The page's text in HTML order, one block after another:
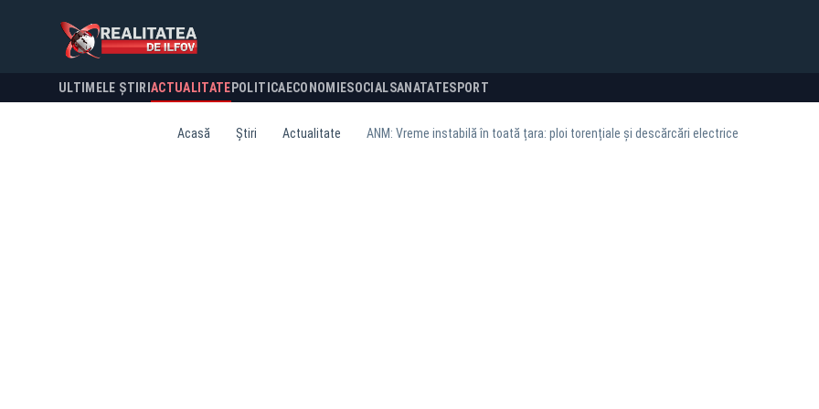
ULTIMELE ȘTIRI ACTUALITATE POLITICA ECONOMIESOCIALSANATATESPORT
Acasă Știri Actualitate ANM: Vreme instabilă în toată țara: ploi torențiale și descărcări electrice